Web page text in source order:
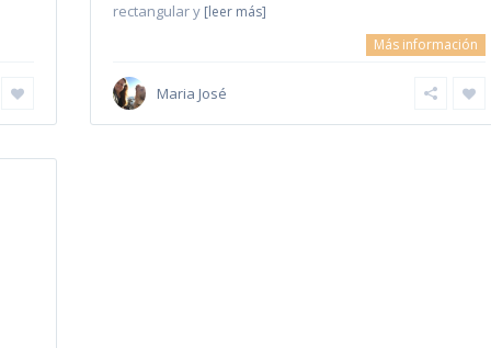
rectangular y [leer más]
Más información
Maria José